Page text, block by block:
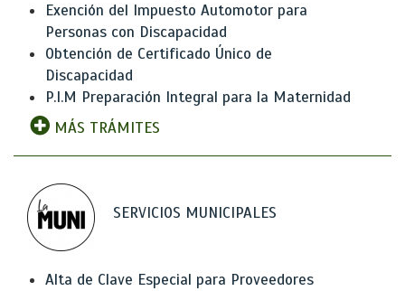
Exención del Impuesto Automotor para
Personas con Discapacidad
Obtención de Certificado Único de
Discapacidad
P.I.M Preparación Integral para la Maternidad
MÁS TRÁMITES
SERVICIOS MUNICIPALES
Alta de Clave Especial para Proveedores